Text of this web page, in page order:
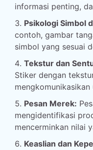
informasi penting,
Psikologi Simbol
contoh, gambar
simbol yang sesuai
Tekstur dan
Stiker dengan
Pesan Merek:
mengidentifikasi
mencerminkan nilai
Keaslian dan